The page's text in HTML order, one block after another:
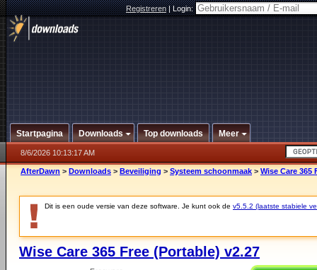
Registreren|Login:
Startpagina Downloads Top downloads Meer
8/6/2026 10:13:17 AM
AfterDawn > Downloads > Beveiliging > Systeem schoonmaak > Wise Care 365
Dit is een oude versie van deze software. Je kunt ook de v5.5.2 (laatste stabiele
Wise Care 365 Free (Portable) v2.27